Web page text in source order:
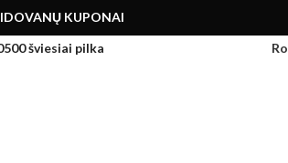
DOVANŲ KUPONAI
šviesiai pilka